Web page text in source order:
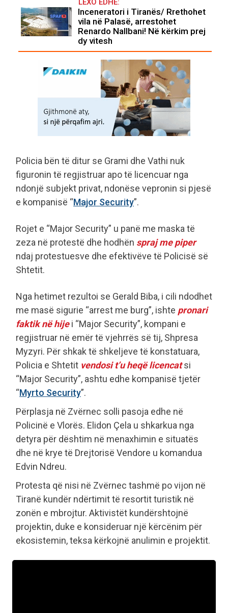
LEXO EDHE:
Inceneratori i Tiranës/ Rrethohet
vila në Palasë, arrestohet
Renardo Nallbani! Në kërkim prej
dy vitesh
Policia bën të ditur se Grami dhe Vathi nuk
figuronin të regjistruar apo të licencuar nga
ndonjë subjekt privat, ndonëse vepronin si pjesë
e kompanisë “Major Security”.
Rojet e “Major Security” u panë me maska të
zeza në protestë dhe hodhën spraj me piper
ndaj protestuesve dhe efektivëve të Policisë së
Shtetit.
Nga hetimet rezultoi se Gerald Biba, i cili ndodhet
me masë sigurie “arrest me burg”, ishte pronari
faktik në hijei “Major Security”, kompani e
regjistruar në emër të vjehrrës së tij, Shpresa
Myzyri. Për shkak të shkeljeve të konstatuara,
Policia e Shtetit vendosi t’u heqë licencatsi
“Major Security”, ashtu edhe kompanisë tjetër
“Myrto Security”.
Përplasja në Zvërnec solli pasoja edhe në
Policinë e Vlorës. Elidon Çela u shkarkua nga
detyra për dështim në menaxhimin e situatës
dhe në krye të Drejtorisë Vendore u komandua
Edvin Ndreu.
Protesta që nisi në Zvërnec tashmë po vijon në
Tiranë kundër ndërtimit të resortit turistik në
zonën e mbrojtur. Aktivistët kundërshtojnë
projektin, duke e konsideruar një kërcënim për
ekosistemin, teksa kërkojnë anulimin e projektit.